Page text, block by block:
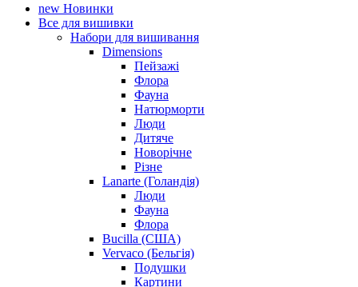
new Новинки
Все для вишивки
Набори для вишивання
Dimensions
Пейзажі
Флора
Фауна
Натюрморти
Люди
Дитяче
Новорічне
Різне
Lanarte (Голандія)
Люди
Фауна
Флора
Bucilla (США)
Vervaco (Бельгія)
Подушки
Картини